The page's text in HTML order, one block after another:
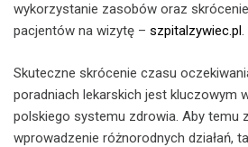
wykorzystanie zasobów oraz
pacjentów na wizytę – szpitalzywiec.pl.
Skuteczne skrócenie czasu
poradniach lekarskich jest kluczowym
polskiego systemu zdrowia. Aby temu
wprowadzenie różnorodnych działań,